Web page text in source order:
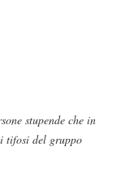
stupende che in
tifosi del gruppo